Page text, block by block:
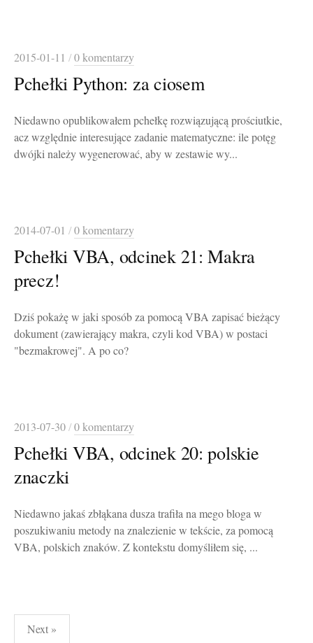
2015-01-11 /0 komentarzy
Pchełki Python: za ciosem
Niedawno opublikowałem pchełkę rozwiązującą prościutkie,
acz względnie interesujące zadanie matematyczne: ile potęg
dwójki należy wygenerować, aby w zestawie wy...
2014-07-01 /0 komentarzy
Pchełki VBA, odcinek 21: Makra
precz!
Dziś pokażę w jaki sposób za pomocą VBA zapisać bieżący
dokument (zawierający makra, czyli kod VBA) w postaci
"bezmakrowej". A po co?
2013-07-30/0 komentarzy
Pchełki VBA, odcinek 20: polskie
znaczki
Niedawno jakaś zbłąkana dusza trafiła na mego bloga w
poszukiwaniu metody na znalezienie w tekście, za pomocą
VBA, polskich znaków. Z kontekstu domyśliłem się, ...
Stronicowanie
Next »